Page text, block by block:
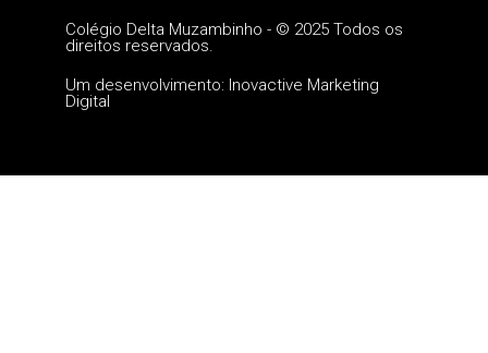
Colégio Delta Muzambinho - © 2025 Todos os
direitos reservados.
Um desenvolvimento: Inovactive Marketing
Digital